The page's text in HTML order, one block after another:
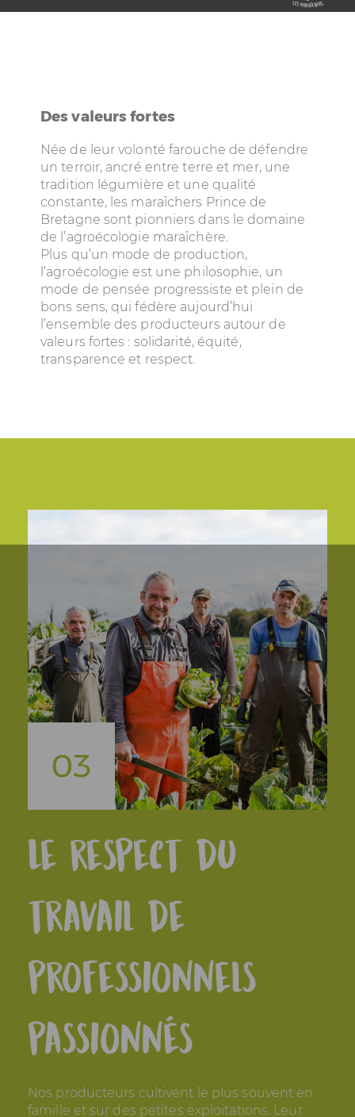
Des valeurs fortes
Née de leur volonté farouche de défendre
un terroir, ancré entre terre et mer, une
tradition légumière et une qualité
constante, les maraîchers Prince de
Bretagne sont pionniers dans le domaine
de l’agroécologie maraîchère.
Plus qu’un mode de production,
l’agroécologie est une philosophie, un
mode de pensée progressiste et plein de
bons sens, qui fédère aujourd’hui
l’ensemble des producteurs autour de
valeurs fortes : solidarité, équité,
transparence et respect.
03
Le respect du
travail de
professionnels
passionnés
Nos producteurs cultivent le plus souvent en
famille et sur des petites exploitations. Leur